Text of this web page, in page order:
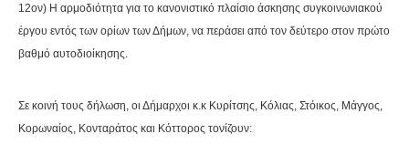
12ον) Η αρμοδιότητα για το κανονιστικό πλαίσιο άσκησης συγκοινωνιακού
έργου εντός των ορίων των Δήμων, να περάσει από τον δεύτερο στον πρώτο
βαθμό αυτοδιοίκησης.
Σε κοινή τους δήλωση, οι Δήμαρχοι κ.κ Κυρίτσης, Κόλιας, Στόικος, Μάγγος,
Κορωναίος, Κονταράτος και Κόττορος τονίζουν: